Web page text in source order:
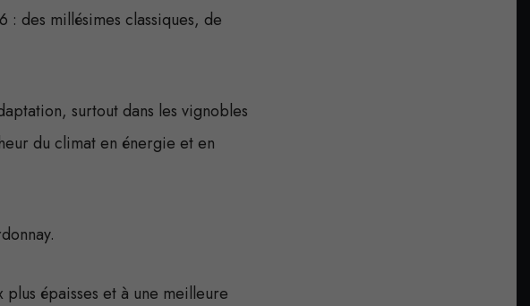
des millésimes classiques, de
surtout dans les vignobles
du climat en énergie et en
épaisses et à une meilleure